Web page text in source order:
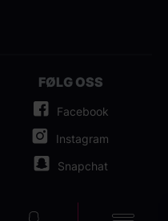
FØLG OSS
Facebook
Instagram
Snapchat